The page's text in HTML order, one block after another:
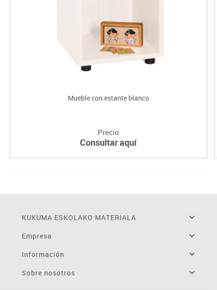
Mueble con estante blanco
Precio
Consultar aquí
KUKUMA ESKOLAKO MATERIALA
Empresa
Información
Sobre nosotros